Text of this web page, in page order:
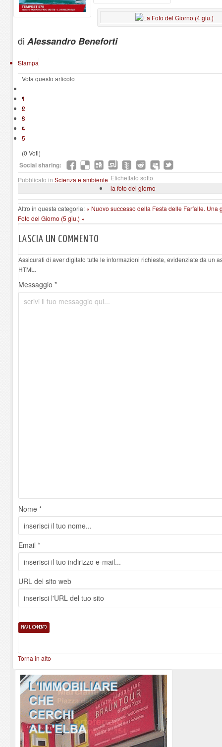
di Alessandro Beneforti
Stampa
Vota questo articolo
1
2
3
4
5
(0 Voti)
Social sharing:
Pubblicato in Scienza e ambiente Etichettato sotto
la foto del giorno
Altro in questa categoria: « Nuovo successo della Festa delle Farfalle.
Foto del Giorno (5 giu.) »
LASCIA UN COMMENTO
Assicurati di aver digitato tutte le informazioni richieste, evidenziate da un
HTML.
Messaggio *
Nome *
Email *
URL del sito web
Torna in alto